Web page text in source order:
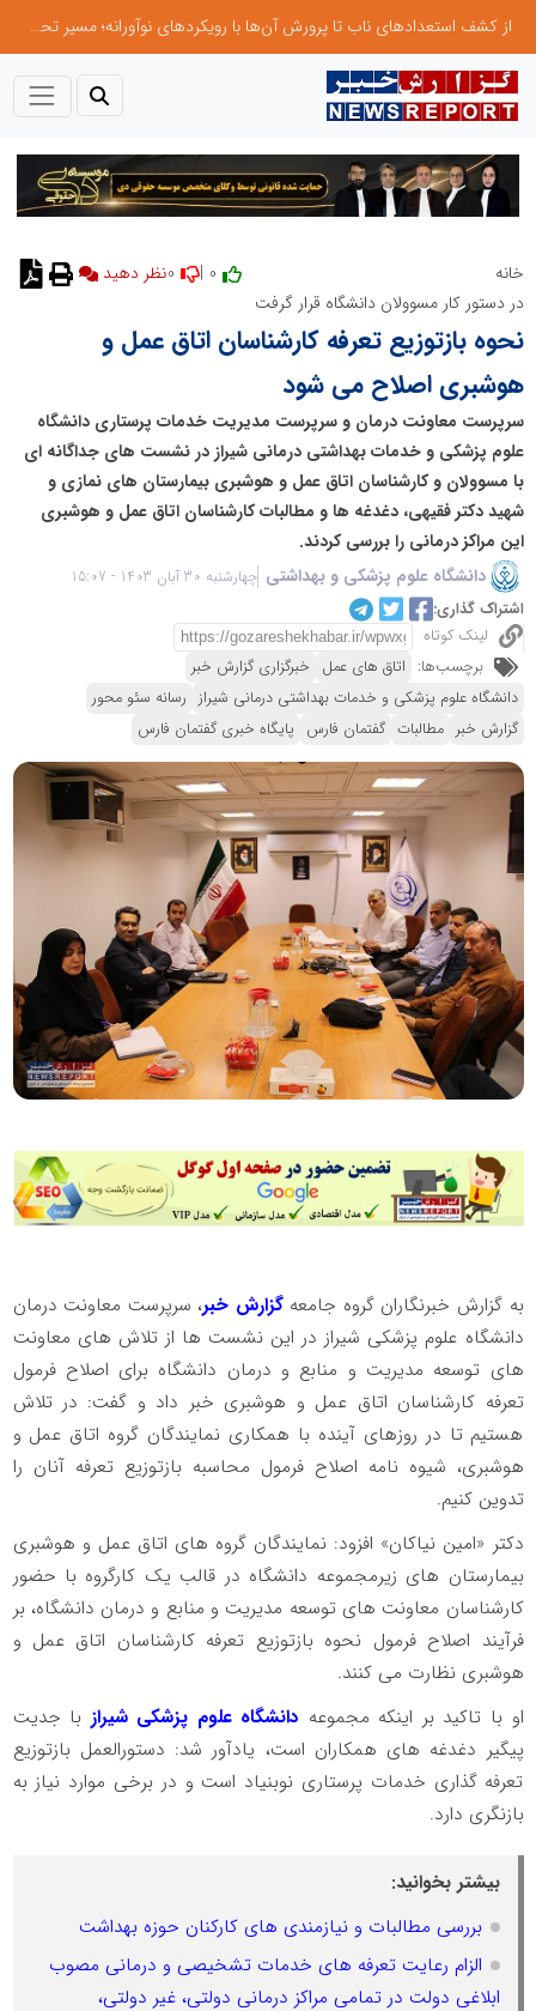
از کشف استعدادهای ناب تا پرورش آن‌ها با رویکردهای نوآورانه؛ مسیر تحول‌آفرین شنای ایران در سطح جهانی
خانه
نظر دهید
در دستور کار مسوولان دانشگاه قرار گرفت
نحوه بازتوزیع تعرفه کارشناسان اتاق عمل و
هوشبری اصلاح می شود
سرپرست معاونت درمان و سرپرست مدیریت خدمات پرستاری دانشگاه
علوم پزشکی و خدمات بهداشتی درمانی شیراز در نشست های جداگانه ای
با مسوولان و کارشناسان اتاق عمل و هوشبری بیمارستان های نمازی و
شهید دکتر فقیهی، دغدغه ها و مطالبات کارشناسان اتاق عمل و هوشبری
این مراکز درمانی را بررسی کردند.
دانشگاه علوم پزشکی و بهداشتی چهارشنبه 30 آبان 1403 - 15:07
اشتراک گذاری:
لینک کوتاه
برچسب‌ها: اتاق های عمل خبرگزاری گزارش خبر
دانشگاه علوم پزشکی و خدمات بهداشتی درمانی شیراز رسانه سئو محور
گزارش خبر مطالبات گفتمان فارس پایگاه خبری گفتمان فارس
به گزارش خبرنگاران گروه جامعهگزارش خبر، سرپرست معاونت درمان
دانشگاه علوم پزشکی شیراز در این نشست ها از تلاش های معاونت
های توسعه مدیریت و منابع و درمان دانشگاه برای اصلاح فرمول
تعرفه کارشناسان اتاق عمل و هوشبری خبر داد و گفت: در تلاش
هستیم تا در روزهای آینده با همکاری نمایندگان گروه اتاق عمل و
هوشبری، شیوه نامه اصلاح فرمول محاسبه بازتوزیع تعرفه آنان را
تدوین کنیم.
دکتر «امین نیاکان» افزود: نمایندگان گروه های اتاق عمل و هوشبری
بیمارستان های زیرمجموعه دانشگاه در قالب یک کارگروه با حضور
کارشناسان معاونت های توسعه مدیریت و منابع و درمان دانشگاه، بر
فرآیند اصلاح فرمول نحوه بازتوزیع تعرفه کارشناسان اتاق عمل و
هوشبری نظارت می کنند.
او با تاکید بر اینکه مجموعه دانشگاه علوم پزشکی شیراز با جدیت
پیگیر دغدغه های همکاران است، یادآور شد: دستورالعمل بازتوزیع
تعرفه گذاری خدمات پرستاری نوبنیاد است و در برخی موارد نیاز به
بازنگری دارد.
بیشتر بخوانید:
بررسی مطالبات و نیازمندی های کارکنان حوزه بهداشت
الزام رعایت تعرفه های خدمات تشخیصی و درمانی مصوب
ابلاغی دولت در تمامی مراکز درمانی دولتی، غیر دولتی،